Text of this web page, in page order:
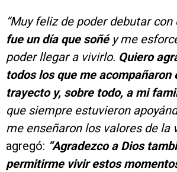
“Muy feliz de poder debutar
fue un día que soñéy me
poder llegar a vivirlo. Quiero
todos los que me acompañaron
trayecto y, sobre todo, a mi
que siempre estuvieron
me enseñaron los valores de la
agregó: “Agradezco a Dios
permitirme vivir estos